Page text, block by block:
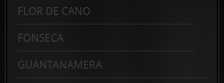
FLOR DE CANO
FONSECA
GUANTANAMERA